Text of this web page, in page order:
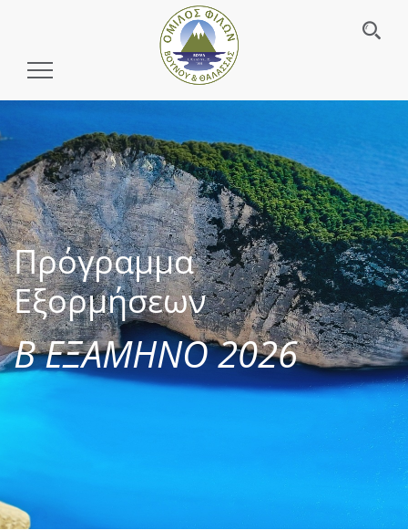
Toggle
Πρόγραμμα
Εξορμήσεων
Β ΕΞΑΜΗΝΟ 2026